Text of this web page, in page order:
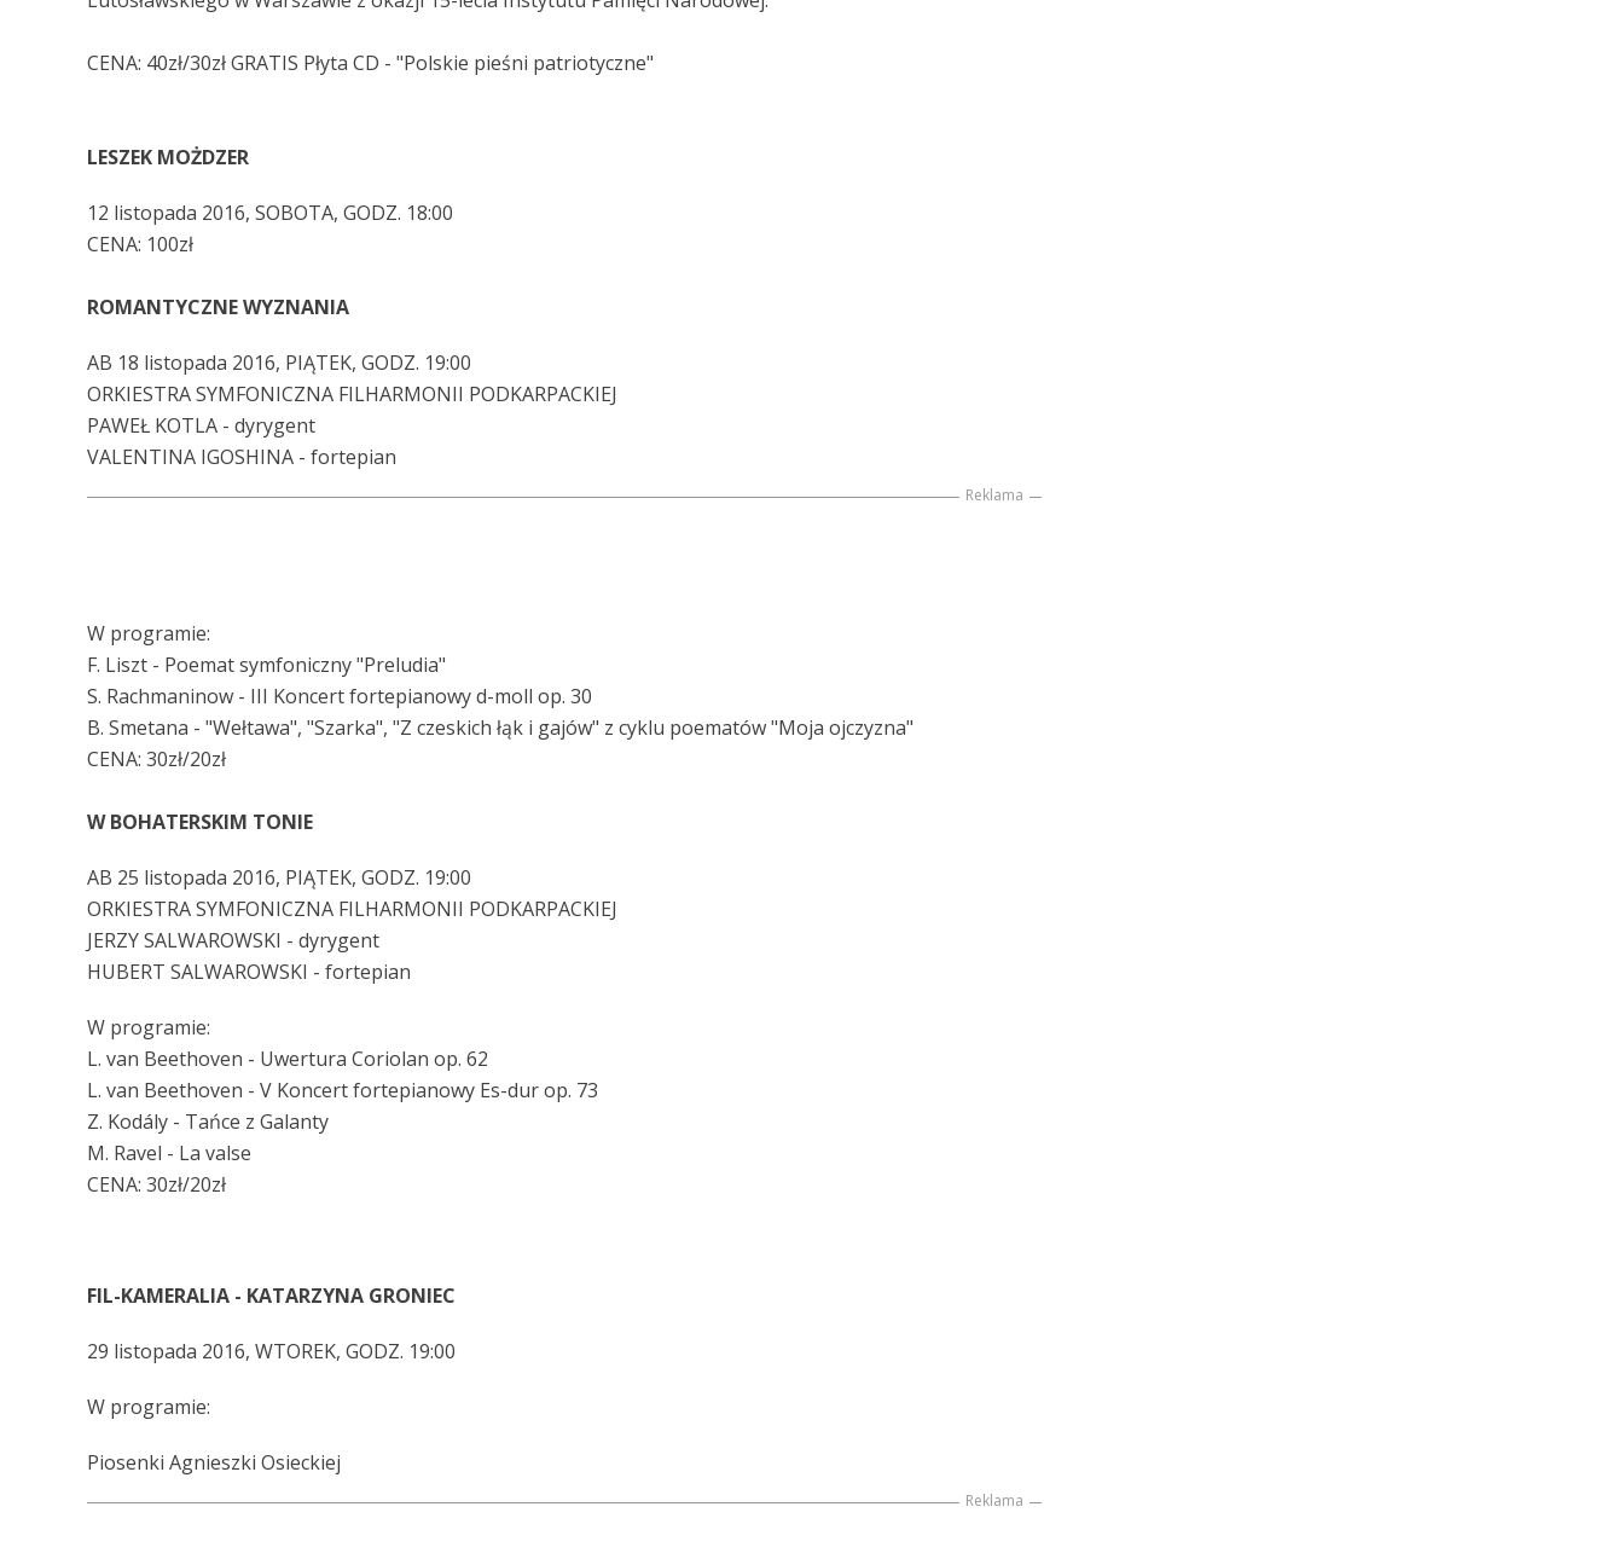
CENA: 40zł/30zł GRATIS Płyta CD - "Polskie pieśni patriotyczne"
LESZEK MOŻDZER
12 listopada 2016, SOBOTA, GODZ. 18:00
CENA: 100zł
ROMANTYCZNE WYZNANIA
AB 18 listopada 2016, PIĄTEK, GODZ. 19:00
ORKIESTRA SYMFONICZNA FILHARMONII PODKARPACKIEJ
PAWEŁ KOTLA - dyrygent
VALENTINA IGOSHINA - fortepian
Reklama
W programie:
F. Liszt - Poemat symfoniczny "Preludia"
S. Rachmaninow - III Koncert fortepianowy d-moll op. 30
B. Smetana - "Wełtawa", "Szarka", "Z czeskich łąk i gajów" z cyklu poematów "Moja ojczyzna"
CENA: 30zł/20zł
W BOHATERSKIM TONIE
AB 25 listopada 2016, PIĄTEK, GODZ. 19:00
ORKIESTRA SYMFONICZNA FILHARMONII PODKARPACKIEJ
JERZY SALWAROWSKI - dyrygent
HUBERT SALWAROWSKI - fortepian
W programie:
L. van Beethoven - Uwertura Coriolan op. 62
L. van Beethoven - V Koncert fortepianowy Es-dur op. 73
Z. Kodály - Tańce z Galanty
M. Ravel - La valse
CENA: 30zł/20zł
FIL-KAMERALIA - KATARZYNA GRONIEC
29 listopada 2016, WTOREK, GODZ. 19:00
W programie:
Piosenki Agnieszki Osieckiej
Reklama